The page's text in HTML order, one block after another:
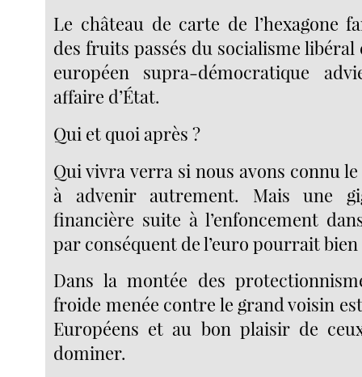
Le château de carte de l’hexagone
des fruits passés du socialisme
européen supra-démocratique
affaire d’État.
Qui et quoi après ?
Qui vivra verra si nous avons connu
à advenir autrement. Mais une
financière suite à l’enfoncement
par conséquent de l’euro pourrait
Dans la montée des
froide menée contre le grand voisin
Européens et au bon plaisir de
dominer.